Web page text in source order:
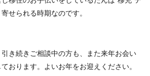
せられる時期なのです。
き続きご相談中の方も、また来年お会い
おります。よいお年をお迎えください。